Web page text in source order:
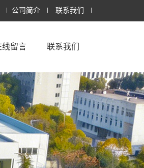
公司简介 联系我们
线留言 联系我们